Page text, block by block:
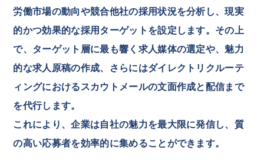
労働市場の動向や競合他社の採用状況を分析し、現実
的かつ効果的な採用ターゲットを設定します。その上
で、ターゲット層に最も響く求人媒体の選定や、魅力
的な求人原稿の作成、さらにはダイレクトリクルーテ
ィングにおけるスカウトメールの文面作成と配信まで
を代行します。
これにより、企業は自社の魅力を最大限に発信し、質
の高い応募者を効率的に集めることができます。